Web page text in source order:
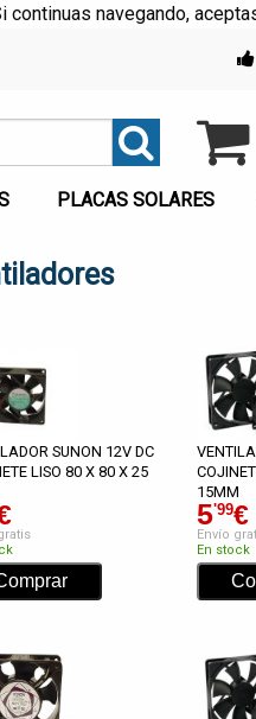
navegando,
PLACAS SOLARES
SUNON 12V DC
LISO 80 X 80 X 25
15MM
5'99€
Envío
En stock